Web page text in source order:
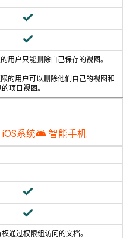
用户只能删除自己保存的视图。
的用户可以删除他们自己的视图和
项目视图。
iOS系统 智能手机
通过权限组访问的文档。